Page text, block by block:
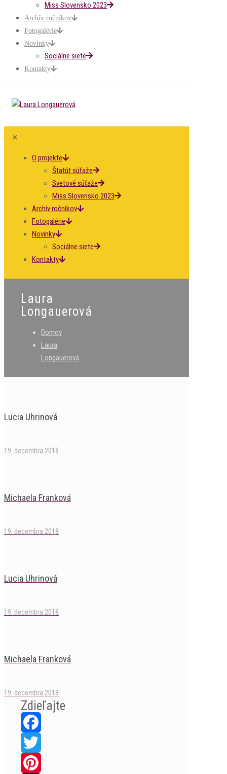
Miss Slovensko 2023
Archív ročníkov
Fotogalérie
Novinky
Sociálne siete
Kontakty
✕
O projekte
Štatút súťaže
Svetové súťaže
Miss Slovensko 2023
Archív ročníkov
Fotogalérie
Novinky
Sociálne siete
Kontakty
Laura
Longauerová
Domov
Laura
Longauerová
Lucia Uhrinová
19. decembra 2018
Michaela Franková
19. decembra 2018
Lucia Uhrinová
19. decembra 2018
Michaela Franková
19. decembra 2018
Zdieľajte
Facebook
Twitter